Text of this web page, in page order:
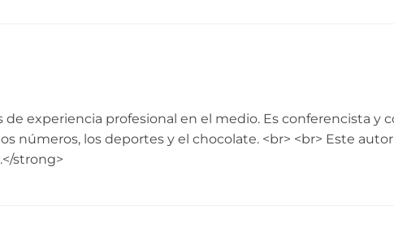
de experiencia profesional en el medio. Es conferencista y
números, los deportes y el chocolate. <br> <br> Este
strong>